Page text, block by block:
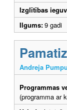
Izglītības
Ilgums:9 gadi
Andreja
Programmas
(programma ar